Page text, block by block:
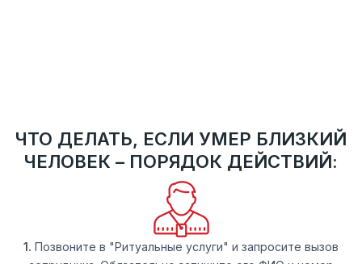
ЧТО ДЕЛАТЬ, ЕСЛИ УМЕР БЛИЗКИЙ
ЧЕЛОВЕК – ПОРЯДОК ДЕЙСТВИЙ:
1. Позвоните в "Ритуальные услуги" и запросите вызов